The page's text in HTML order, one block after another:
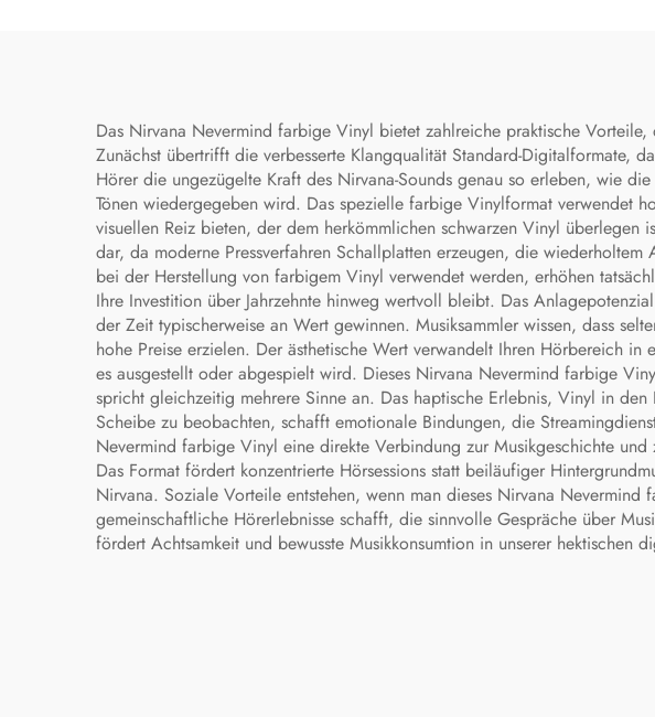
Das Nirvana Nevermind farbige Vinyl bietet zahlreiche praktische
Zunächst übertrifft die verbesserte Klangqualität Standard-Digitalformate,
Hörer die ungezügelte Kraft des Nirvana-Sounds genau so erleben, wie
Tönen wiedergegeben wird. Das spezielle farbige Vinylformat verwendet
visuellen Reiz bieten, der dem herkömmlichen schwarzen Vinyl
dar, da moderne Pressverfahren Schallplatten erzeugen, die
bei der Herstellung von farbigem Vinyl verwendet werden, erhöhen
Ihre Investition über Jahrzehnte hinweg wertvoll bleibt. Das
der Zeit typischerweise an Wert gewinnen. Musiksammler wissen, dass
hohe Preise erzielen. Der ästhetische Wert verwandelt Ihren Hörbereich
es ausgestellt oder abgespielt wird. Dieses Nirvana Nevermind farbige
spricht gleichzeitig mehrere Sinne an. Das haptische Erlebnis, Vinyl in
Scheibe zu beobachten, schafft emotionale Bindungen, die
Nevermind farbige Vinyl eine direkte Verbindung zur Musikgeschichte
Das Format fördert konzentrierte Hörsessions statt beiläufiger
Nirvana. Soziale Vorteile entstehen, wenn man dieses Nirvana
gemeinschaftliche Hörerlebnisse schafft, die sinnvolle Gespräche über
fördert Achtsamkeit und bewusste Musikkonsumtion in unserer hektischen